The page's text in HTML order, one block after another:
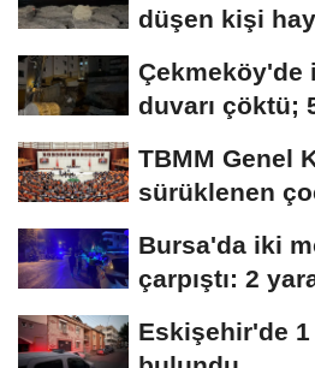
düşen kişi
Çekmeköy'de
duvarı çöktü;
TBMM Genel
sürüklenen
Bursa'da iki
çarpıştı: 2
Eskişehir'de